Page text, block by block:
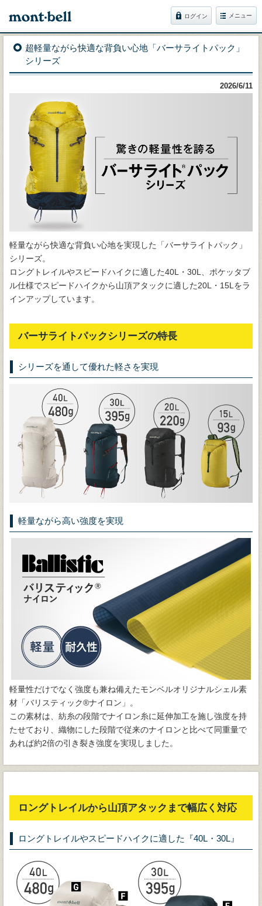
ログイン メニュー
超軽量ながら快適な背負い心地「バーサライトパック」
シリーズ
2026/6/11
軽量ながら快適な背負い心地を実現した「バーサライトパック」
シリーズ。
ロングトレイルやスピードハイクに適した40L・30L、ポケッタブ
ル仕様でスピードハイクから山頂アタックに適した20L・15Lをラ
インアップしています。
バーサライトパックシリーズの特長
シリーズを通して優れた軽さを実現
軽量ながら高い強度を実現
軽量性だけでなく強度も兼ね備えたモンベルオリジナルシェル素
材「バリスティック®ナイロン」。
この素材は、紡糸の段階でナイロン糸に延伸加工を施し強度を持
たせており、織物にした段階で従来のナイロンと比べて同重量で
あれば約2倍の引き裂き強度を実現しました。
ロングトレイルから山頂アタックまで幅広く対応
ロングトレイルやスピードハイクに適した『40L・30L』